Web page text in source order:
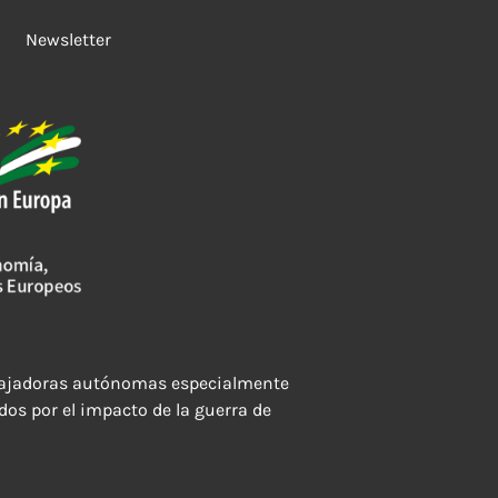
Newsletter
autónomas especialmente
por el impacto de la guerra de